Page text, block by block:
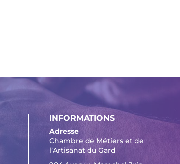
INFORMATIONS
Adresse
Chambre de Métiers et de
l’Artisanat du Gard